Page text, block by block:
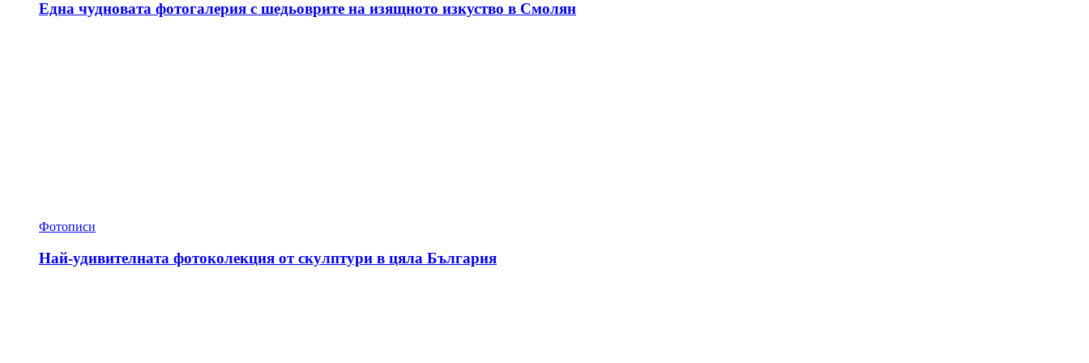
Една чудновата фотогалерия с шедьоврите на изящното изкуство в Смолян
Фотописи
Най-удивителната фотоколекция от скулптури в цяла България